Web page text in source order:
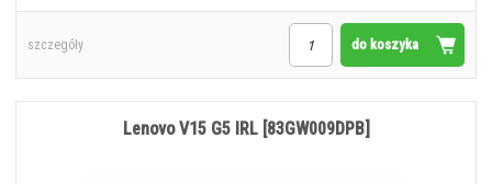
do koszyka
szczegóły
Lenovo V15 G5 IRL [83GW009DPB]